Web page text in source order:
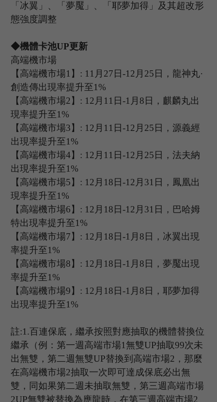
「冰翼」、「夢魘」、「耶夢加得」及其超改形
態強度調整
◆機體卡池UP更新
高端機市場
【高端機市場1 】 : 11 月 27 日-12月 25 日，龍神丸·
創造傳出現率提升至1%
【高端機市場2】 : 12月 11 日-1 月 8 日，麒麟丸出
現率提升至1%
【高端機市場3】 : 12月 11 日-12月 25 日，源義經
出現率提升至1%
【高端機市場4】 : 12月 11 日-12月 25 日， 法夫納
出現率提升至1%
【高端機市場5】 : 12月 18 日-12月 31 日， 鳳凰出
現率提升至1%
【高端機市場6】 : 12月 18 日-12月 31 日，巴哈姆
特出現率提升至1%
【高端機市場7】 : 12月 18 日-1 月 8 日，冰翼出現
率提升至1%
【高端機市場8】 : 12月 18 日-1 月 8 日，夢魘出現
率提升至1%
【高端機市場9】 : 12月 18 日-1 月 8 日，耶夢加得
出現率提升至1%
註:1.百連保底，繼承按照對應抽取的機體替換位
繼承（例：第一週高端市場1無雙UP抽取99次未
出無雙，第二週無雙UP替換到高端市場2 ，那麼
在高端機市場2抽取一次即可達成保底必出無
雙，同如果第二週未抽取無雙，第三週高端市場
2UP無雙被替換為應龍時，在第三週高端市場2